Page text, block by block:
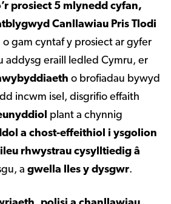
prosiect 5 mlynedd cyfan,
Canllawiau Pris Tlodi
o gam cyntaf y prosiect ar gyfer
addysg eraill ledled Cymru, er
o brofiadau bywyd
incwm isel, disgrifio effaith
plant a chynnig
a chost-effeithiol i ysgolion
rhwystrau cysylltiedig â
a gwella lles y dysgwr.